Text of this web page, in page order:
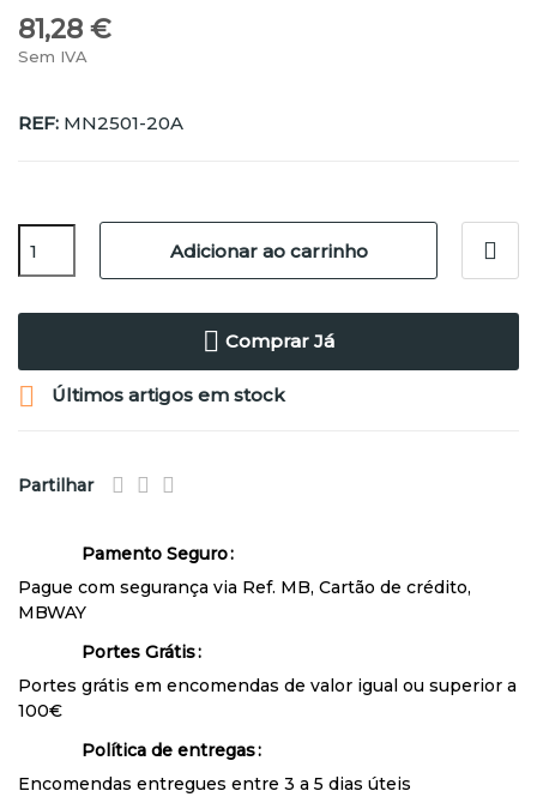
81,28 €
Sem IVA
REF: MN2501-20A
Adicionar ao carrinho
Comprar Já
 Últimos artigos em stock
Partilhar
Pamento Seguro
Pague com segurança via Ref. MB, Cartão de crédito,
MBWAY
Portes Grátis
Portes grátis em encomendas de valor igual ou superior a
100€
Política de entregas
Encomendas entregues entre 3 a 5 dias úteis